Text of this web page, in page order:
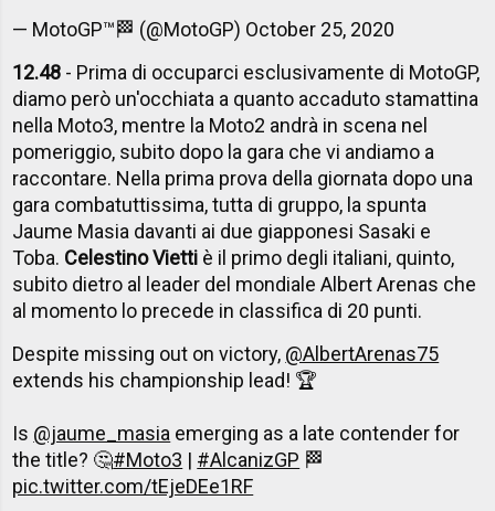
— MotoGP™🏁 (@MotoGP) October 25, 2020
12.48 - Prima di occuparci esclusivamente di MotoGP,
diamo però un'occhiata a quanto accaduto stamattina
nella Moto3, mentre la Moto2 andrà in scena nel
pomeriggio, subito dopo la gara che vi andiamo a
raccontare. Nella prima prova della giornata dopo una
gara combatuttissima, tutta di gruppo, la spunta
Jaume Masia davanti ai due giapponesi Sasaki e
Toba. Celestino Vietti è il primo degli italiani, quinto,
subito dietro al leader del mondiale Albert Arenas che
al momento lo precede in classifica di 20 punti.
Despite missing out on victory, @AlbertArenas75
extends his championship lead! 🏆
Is @jaume_masia emerging as a late contender for
the title? 🤔#Moto3 | #AlcanizGP 🏁
pic.twitter.com/tEjeDEe1RF